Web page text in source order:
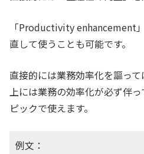
「Productivity enhancement
直して使うことも可能です。
直接的には業務効率化を謳っ
上には業務の効率化が必ず伴
ピックで使えます。
例文：